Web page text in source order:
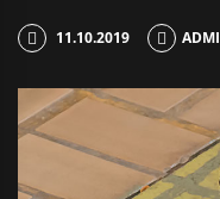
11.10.2019